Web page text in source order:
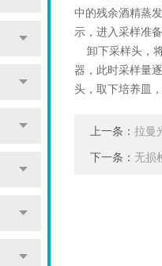
中的残余酒精蒸
示，进入采样准
卸下采样头，
器，此时采样量
头，取下培养皿
上一条：拉曼
下一条： 无损